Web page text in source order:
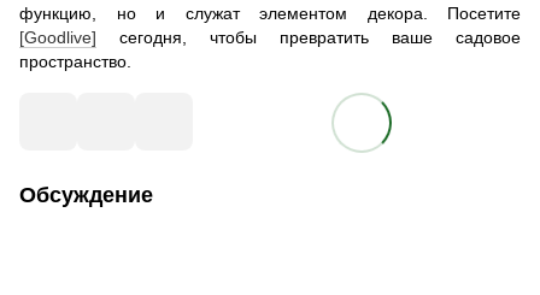
функцию, но и служат элементом декора. Посетите
[Goodlive] сегодня, чтобы превратить ваше садовое
пространство.
Обсуждение